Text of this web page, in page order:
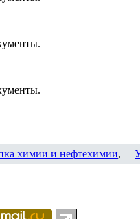
химии и нефтехимии,